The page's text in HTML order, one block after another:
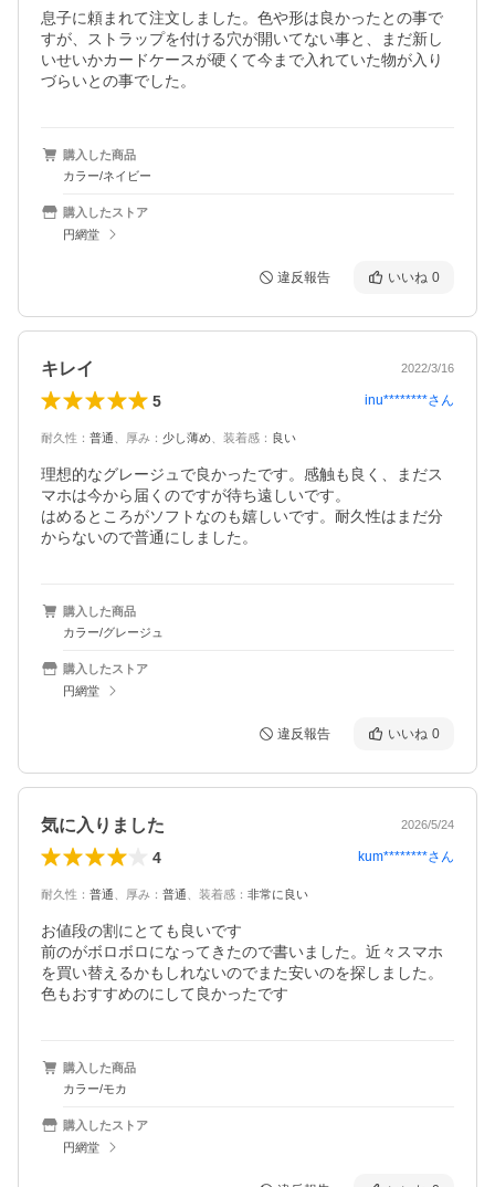
息子に頼まれて注文しました。色や形は良かったとの事で
すが、ストラップを付ける穴が開いてない事と、まだ新し
いせいかカードケースが硬くて今まで入れていた物が入り
づらいとの事でした。
購入した商品
カラー/ネイビー
購入したストア
円網堂
違反報告 いいね 0
キレイ 2022/3/16
5 inu********さん
耐久性 ： 普通 厚み ： 少し薄め 装着感 ： 良い
理想的なグレージュで良かったです。感触も良く、まだス
マホは今から届くのですが待ち遠しいです。
はめるところがソフトなのも嬉しいです。耐久性はまだ分
からないので普通にしました。
購入した商品
カラー/グレージュ
購入したストア
円網堂
違反報告 いいね 0
気に入りました 2026/5/24
4 kum********さん
耐久性 ： 普通 厚み ： 普通 装着感 ： 非常に良い
お値段の割にとても良いです
前のがボロボロになってきたので書いました。近々スマホ
を買い替えるかもしれないのでまた安いのを探しました。
色もおすすめのにして良かったです
購入した商品
カラー/モカ
購入したストア
円網堂